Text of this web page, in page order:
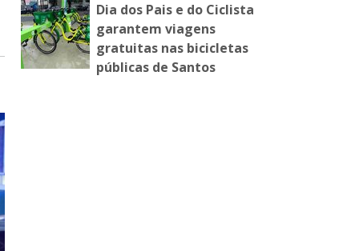
Dia dos Pais e do Ciclista
garantem viagens
gratuitas nas bicicletas
públicas de Santos